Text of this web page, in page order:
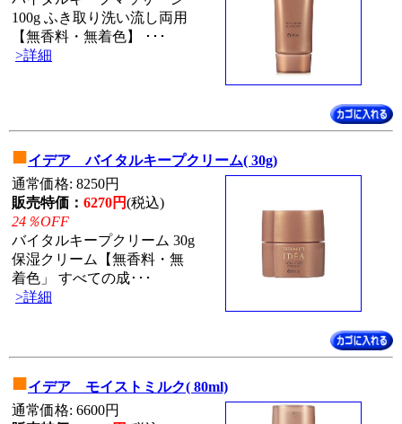
100g ふき取り洗い流し両用
【無香料・無着色】 ･･･
>詳細
■イデア バイタルキープクリーム( 30g)
通常価格: 8250円
販売特価： 6270円(税込)
24％OFF
バイタルキープクリーム 30g
保湿クリーム【無香料・無
着色」 すべての成･･･
>詳細
■イデア モイストミルク( 80ml)
通常価格: 6600円